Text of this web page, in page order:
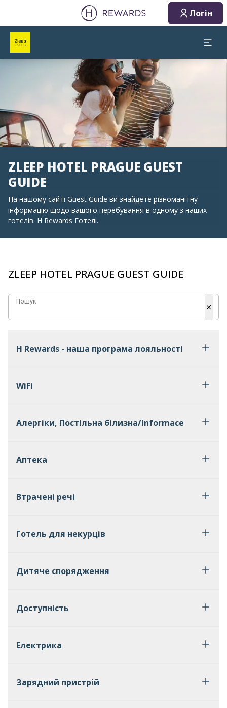
Логін
Слайд 1 з 1
ZLEEP HOTEL PRAGUE GUEST
GUIDE
На нашому сайті Guest Guide ви знайдете різноманітну
інформацію щодо вашого перебування в одному з наших
готелів. H Rewards Готелі.
ZLEEP HOTEL PRAGUE GUEST GUIDE
Пошук
Пошук
H Rewards - наша програма лояльності
WiFi
Алергіки, Постільна білизна/Informace
Аптека
Втрачені речі
Готель для некурців
Дитяче спорядження
Доступність
Електрика
Зарядний пристрій